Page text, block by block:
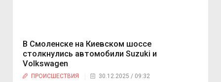
В Смоленске на Киевском шоссе
столкнулись автомобили Suzuki и
Volkswagen
ПРОИСШЕСТВИЯ 30.12.2025 / 09:32